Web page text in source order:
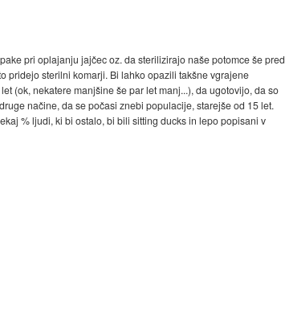
pri oplajanju jajčec oz. da sterilizirajo naše potomce še pred
pridejo sterilni komarji. Bi lahko opazili takšne vgrajene
(ok, nekatere manjšine še par let manj...), da ugotovijo, da so
načine, da se počasi znebi populacije, starejše od 15 let.
% ljudi, ki bi ostalo, bi bili sitting ducks in lepo popisani v